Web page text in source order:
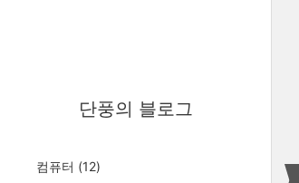
단풍의 블로그
컴퓨터 (12)